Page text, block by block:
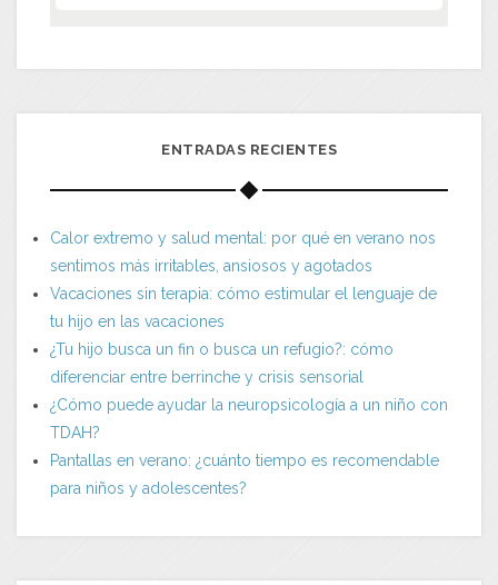
ENTRADAS RECIENTES
Calor extremo y salud mental: por qué en verano nos
sentimos más irritables, ansiosos y agotados
Vacaciones sin terapia: cómo estimular el lenguaje de
tu hijo en las vacaciones
¿Tu hijo busca un fin o busca un refugio?: cómo
diferenciar entre berrinche y crisis sensorial
¿Cómo puede ayudar la neuropsicología a un niño con
TDAH?
Pantallas en verano: ¿cuánto tiempo es recomendable
para niños y adolescentes?